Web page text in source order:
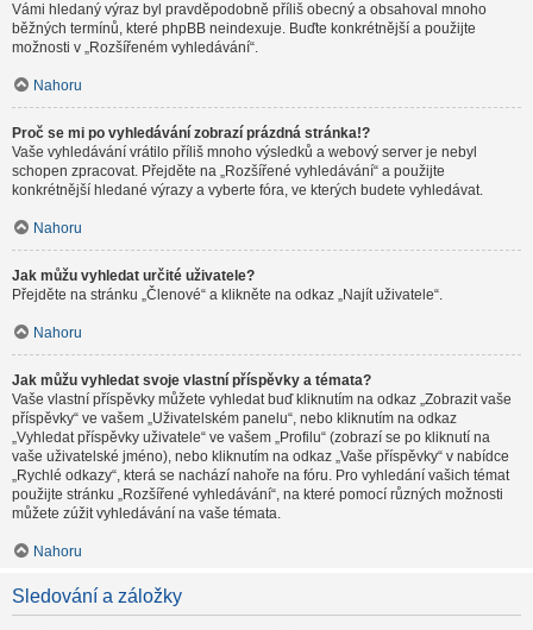
Vámi hledaný výraz byl pravděpodobně příliš obecný a obsahoval mnoho
běžných termínů, které phpBB neindexuje. Buďte konkrétnější a použijte
možnosti v „Rozšířeném vyhledávání“.
Nahoru
Proč se mi po vyhledávání zobrazí prázdná stránka!?
Vaše vyhledávání vrátilo příliš mnoho výsledků a webový server je nebyl
schopen zpracovat. Přejděte na „Rozšířené vyhledávání“ a použijte
konkrétnější hledané výrazy a vyberte fóra, ve kterých budete vyhledávat.
Nahoru
Jak můžu vyhledat určité uživatele?
Přejděte na stránku „Členové“ a klikněte na odkaz „Najít uživatele“.
Nahoru
Jak můžu vyhledat svoje vlastní příspěvky a témata?
Vaše vlastní příspěvky můžete vyhledat buď kliknutím na odkaz „Zobrazit vaše
příspěvky“ ve vašem „Uživatelském panelu“, nebo kliknutím na odkaz
„Vyhledat příspěvky uživatele“ ve vašem „Profilu“ (zobrazí se po kliknutí na
vaše uživatelské jméno), nebo kliknutím na odkaz „Vaše příspěvky“ v nabídce
„Rychlé odkazy“, která se nachází nahoře na fóru. Pro vyhledání vašich témat
použijte stránku „Rozšířené vyhledávání“, na které pomocí různých možnosti
můžete zúžit vyhledávání na vaše témata.
Nahoru
Sledování a záložky